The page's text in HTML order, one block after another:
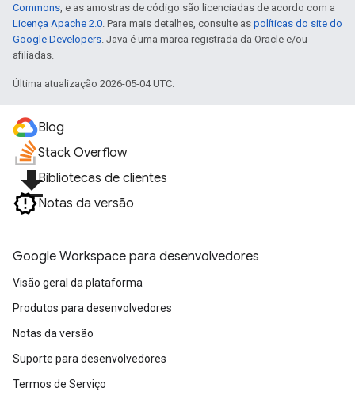
Commons, e as amostras de código são licenciadas de acordo com a
Licença Apache 2.0. Para mais detalhes, consulte as políticas do site do
Google Developers. Java é uma marca registrada da Oracle e/ou
afiliadas.
Última atualização 2026-05-04 UTC.
Blog
Stack Overflow
file_downloadBibliotecas de clientes
Notas da versão
Google Workspace para desenvolvedores
Visão geral da plataforma
Produtos para desenvolvedores
Notas da versão
Suporte para desenvolvedores
Termos de Serviço